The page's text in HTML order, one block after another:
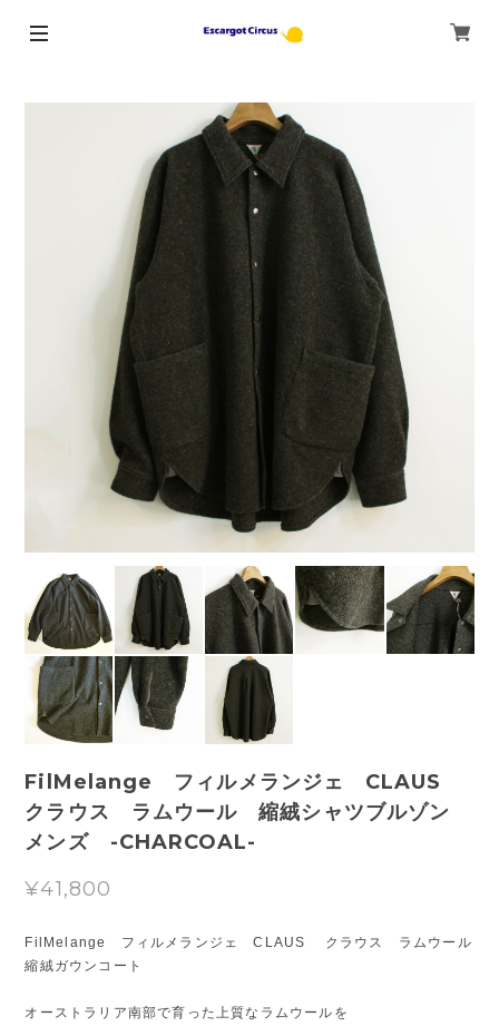
FilMelange フィルメランジェ CLAUS
クラウス ラムウール 縮絨シャツブルゾン
メンズ -CHARCOAL-
¥41,800
FilMelange フィルメランジェ CLAUS クラウス ラムウール
縮絨ガウンコート
オーストラリア南部で育った上質なラムウールを